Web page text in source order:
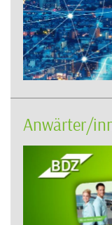
Anwärter/